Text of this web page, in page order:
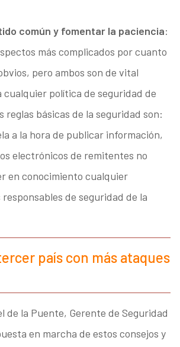
común y fomentar la paciencia:
más complicados por cuanto
pero ambos son de vital
política de seguridad de
reglas básicas de la seguridad son:
a la hora de publicar información,
electrónicos de remitentes no
en conocimiento cualquier
de seguridad de la
país con más ataques
de la Puente, Gerente de Seguridad
en marcha de estos consejos y